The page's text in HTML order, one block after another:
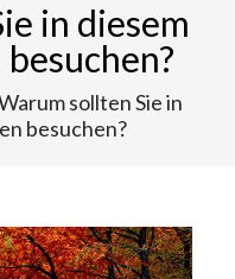
in diesem
sollten Sie in
besuchen?